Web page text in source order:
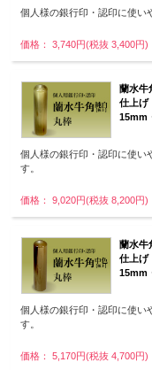
個人様の銀行印・認印に使い
価格： 3,740円(税抜 3,400円)
蘭水
仕上げ
15mm
個人様の銀行印・認印に使い
す。
価格： 9,020円(税抜 8,200円)
蘭水
仕上げ
15mm
個人様の銀行印・認印に使い
す。
価格： 5,170円(税抜 4,700円)